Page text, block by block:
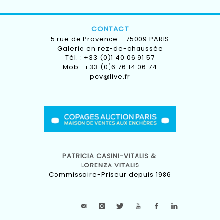
CONTACT
5 rue de Provence - 75009 PARIS
Galerie en rez-de-chaussée
Tél. : +33 (0)1 40 06 91 57
Mob : +33 (0)6 76 14 06 74
pcv@live.fr
PATRICIA CASINI-VITALIS &
LORENZA VITALIS
Commissaire-Priseur depuis 1986